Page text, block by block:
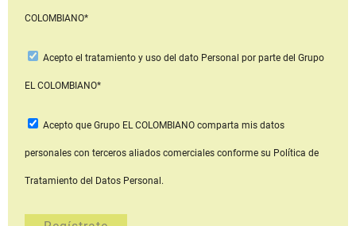
COLOMBIANO*
Acepto el tratamiento y uso del dato Personal por parte del Grupo
EL COLOMBIANO*
Acepto que Grupo EL COLOMBIANOcomparta mis datos
personales con terceros aliados comerciales conforme su Política de
Tratamiento del Datos Personal.